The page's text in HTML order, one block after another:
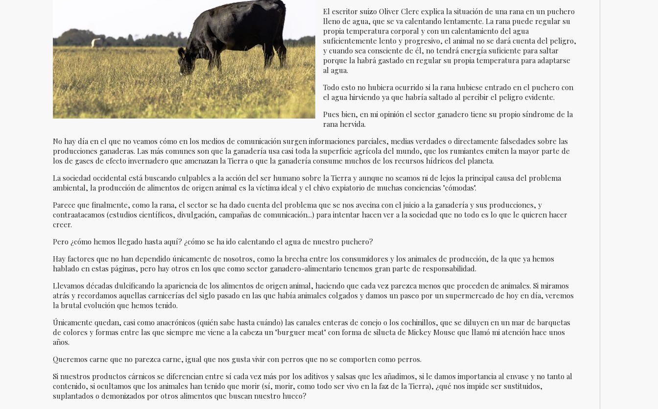
El escritor suizo Oliver Clerc explica la situación de una rana en un puchero
lleno de agua, que se va calentando lentamente. La rana puede regular su
propia temperatura corporal y con un calentamiento del agua
suficientemente lento y progresivo, el animal no se dará cuenta del peligro,
y cuando sea consciente de él, no tendrá energía suficiente para saltar
porque la habrá gastado en regular su propia temperatura para adaptarse
al agua.
Todo esto no hubiera ocurrido si la rana hubiese entrado en el puchero con
el agua hirviendo ya que habría saltado al percibir el peligro evidente.
Pues bien, en mi opinión el sector ganadero tiene su propio síndrome de la
rana hervida.
No hay día en el que no veamos cómo en los medios de comunicación surgen informaciones parciales, medias verdades o directamente falsedades sobre las
producciones ganaderas. Las más comunes son que la ganadería usa casi toda la superficie agrícola del mundo, que los rumiantes emiten la mayor parte de
los de gases de efecto invernadero que amenazan la Tierra o que la ganadería consume muchos de los recursos hídricos del planeta.
La sociedad occidental está buscando culpables a la acción del ser humano sobre la Tierra y aunque no seamos ni de lejos la principal causa del problema
ambiental, la producción de alimentos de origen animal es la víctima ideal y el chivo expiatorio de muchas conciencias "cómodas".
Parece que finalmente, como la rana, el sector se ha dado cuenta del problema que se nos avecina con el juicio a la ganadería y sus producciones, y
contraatacamos (estudios científicos, divulgación, campañas de comunicación...) para intentar hacen ver a la sociedad que no todo es lo que le quieren hacer
creer.
Pero ¿cómo hemos llegado hasta aquí? ¿cómo se ha ido calentando el agua de nuestro puchero?
Hay factores que no han dependido únicamente de nosotros, como la brecha entre los consumidores y los animales de producción, de la que ya hemos
hablado en estas páginas, pero hay otros en los que como sector ganadero-alimentario tenemos gran parte de responsabilidad.
Llevamos décadas dulcificando la apariencia de los alimentos de origen animal, haciendo que cada vez parezca menos que proceden de animales. Si miramos
atrás y recordamos aquellas carnicerías del siglo pasado en las que había animales colgados y damos un paseo por un supermercado de hoy en día, veremos
la brutal evolución que hemos tenido.
Únicamente quedan, casi como anacrónicos (quién sabe hasta cuándo) las canales enteras de conejo o los cochinillos, que se diluyen en un mar de barquetas
de colores y formas entre las que siempre me viene a la cabeza un "burguer meat" con forma de silueta de Mickey Mouse que llamó mi atención hace unos
años.
Queremos carne que no parezca carne, igual que nos gusta vivir con perros que no se comporten como perros.
Si nuestros productos cárnicos se diferencian entre sí cada vez más por los aditivos y salsas que les añadimos, si le damos importancia al envase y no tanto al
contenido, si ocultamos que los animales han tenido que morir (sí, morir, como todo ser vivo en la faz de la Tierra), ¿qué nos impide ser sustituidos,
suplantados o demonizados por otros alimentos que buscan nuestro hueco?